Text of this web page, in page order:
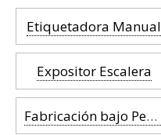
Etiquetadora Manual
Expositor Escalera
Fabricación bajo Pedido (MTO)